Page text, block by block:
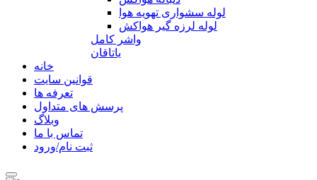
لوله سشواری تهویه هوا
لوله لرزه گیر هواکش
واشر کامل
یاتاقان
خانه
قوانین سایت
تعرفه ها
پرسش های متداول
وبلاگ
تماس با ما
ثبت نام/ورود